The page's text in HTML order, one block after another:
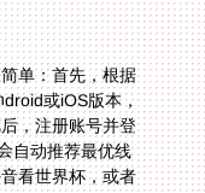
单：首先，根据
或iOS版本，
。安装完成后，注册账号并登
模式，加速器会自动推荐最优线
台，比如抖音看世界杯，或者
会发现之前的“IP受限制”提示
果你在英国，不管是看咪咕视
音的世界杯直播，都能轻松搞